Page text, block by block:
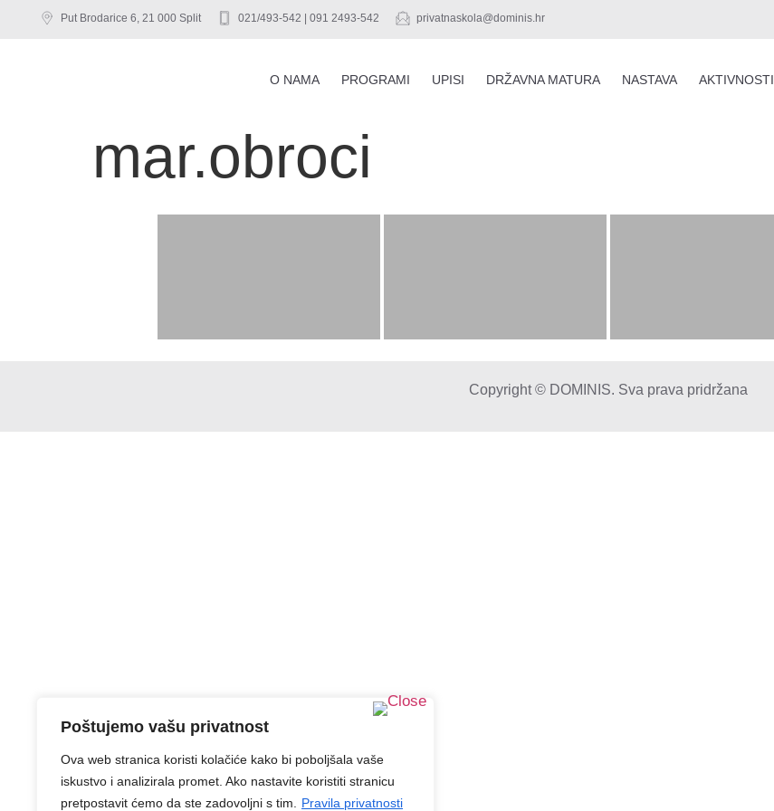
Poštujemo vašu privatnost
Ova web stranica koristi kolačiće kako bi poboljšala vaše
iskustvo i analizirala promet. Ako nastavite koristiti stranicu
pretpostavit ćemo da ste zadovoljni s tim.
Pravila privatnosti
Put Brodarice 6, 21 000 Split 021/493-542 | 091 2493-542 privatnaskola@dominis.hr
O NAMA PROGRAMI UPISI DRŽAVNA MATURA NASTAVA AKTIVNOSTI
mar.obroci
Copyright © DOMINIS. Sva prava pridržana